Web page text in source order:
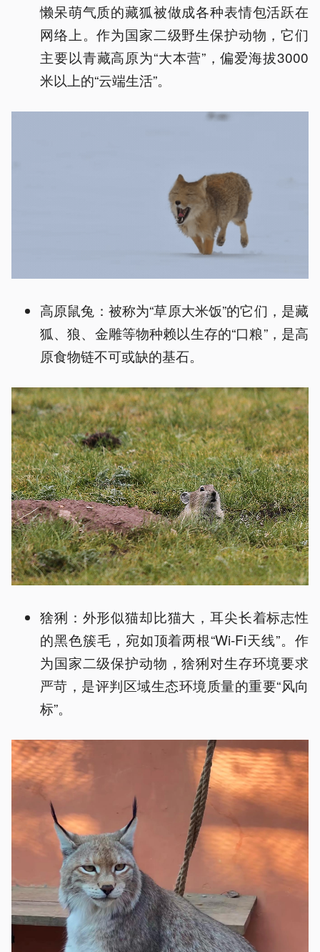
懒呆萌气质的藏狐被做成各种表情包活跃在
网络上。作为国家二级野生保护动物，它们
主要以青藏高原为“大本营”，偏爱海拔3000
米以上的“云端生活”。
高原鼠兔：被称为“草原大米饭”的它们，是藏
狐、狼、金雕等物种赖以生存的“口粮”，是高
原食物链不可或缺的基石。
猞猁：外形似猫却比猫大，耳尖长着标志性
的黑色簇毛，宛如顶着两根“Wi-Fi天线”。作
为国家二级保护动物，猞猁对生存环境要求
严苛，是评判区域生态环境质量的重要“风向
标”。